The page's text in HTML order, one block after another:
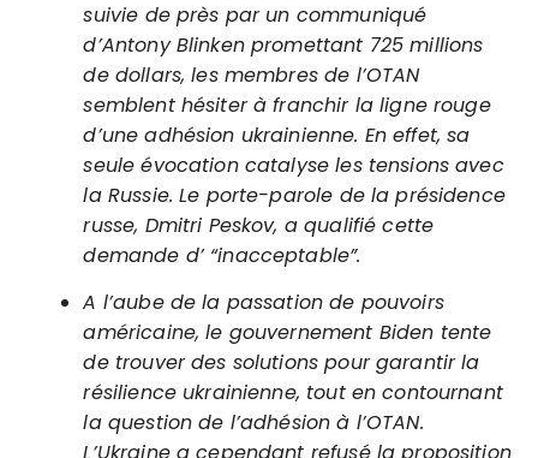
suivie de près par un communiqué
d’Antony Blinken promettant 725 millions
de dollars, les membres de l’OTAN
semblent hésiter à franchir la ligne rouge
d’une adhésion ukrainienne. En effet, sa
seule évocation catalyse les tensions avec
la Russie. Le porte-parole de la présidence
russe, Dmitri Peskov, a qualifié cette
demande d’ “inacceptable”.
A l’aube de la passation de pouvoirs
américaine, le gouvernement Biden tente
de trouver des solutions pour garantir la
résilience ukrainienne, tout en contournant
la question de l’adhésion à l’OTAN.